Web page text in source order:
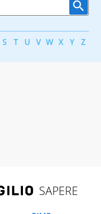
S T U V W X Y Z
SAPERE